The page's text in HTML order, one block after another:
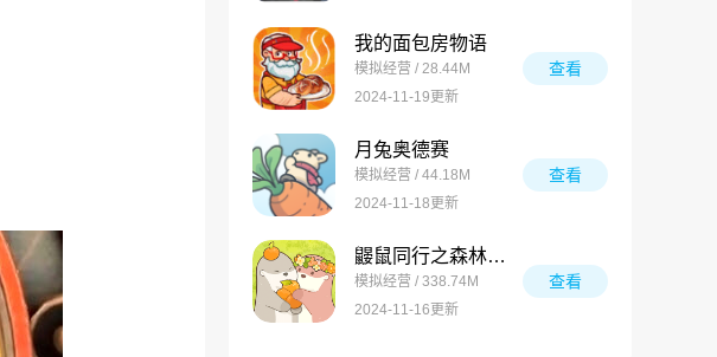
我的面包房物语
模拟经营 / 28.44M
2024-11-19更新
查看
月兔奥德赛
模拟经营 / 44.18M
2024-11-18更新
查看
鼹鼠同行之森林之家万圣节版
模拟经营 / 338.74M
2024-11-16更新
查看